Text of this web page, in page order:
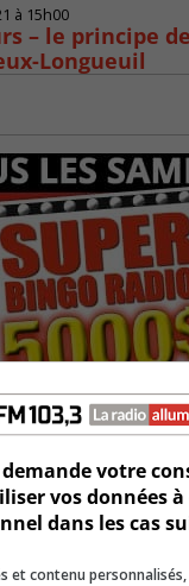
à 15h00
– le principe
Longueuil
demande votre
vos données
dans les cas
et contenu